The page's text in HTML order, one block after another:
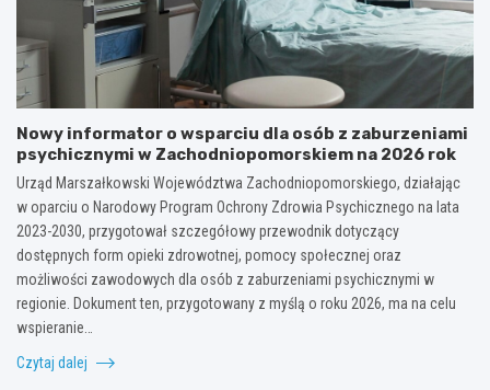
Nowy informator o wsparciu dla osób z zaburzeniami
psychicznymi w Zachodniopomorskiem na 2026 rok
Urząd Marszałkowski Województwa Zachodniopomorskiego, działając
w oparciu o Narodowy Program Ochrony Zdrowia Psychicznego na lata
2023-2030, przygotował szczegółowy przewodnik dotyczący
dostępnych form opieki zdrowotnej, pomocy społecznej oraz
możliwości zawodowych dla osób z zaburzeniami psychicznymi w
regionie. Dokument ten, przygotowany z myślą o roku 2026, ma na celu
wspieranie…
Czytaj dalej